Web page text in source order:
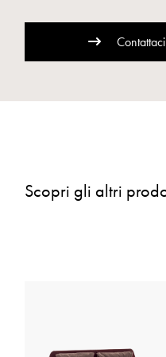
Contattaci
Scopri gli altri